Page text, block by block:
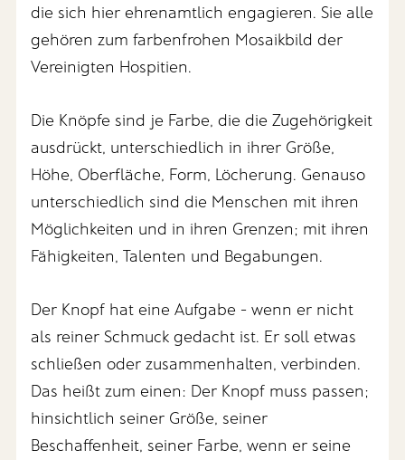
die sich hier ehrenamtlich engagieren. Sie alle
gehören zum farbenfrohen Mosaikbild der
Vereinigten Hospitien.
Die Knöpfe sind je Farbe, die die Zugehörigkeit
ausdrückt, unterschiedlich in ihrer Größe,
Höhe, Oberfläche, Form, Löcherung. Genauso
unterschiedlich sind die Menschen mit ihren
Möglichkeiten und in ihren Grenzen; mit ihren
Fähigkeiten, Talenten und Begabungen.
Der Knopf hat eine Aufgabe - wenn er nicht
als reiner Schmuck gedacht ist. Er soll etwas
schließen oder zusammenhalten, verbinden.
Das heißt zum einen: Der Knopf muss passen;
hinsichtlich seiner Größe, seiner
Beschaffenheit, seiner Farbe, wenn er seine